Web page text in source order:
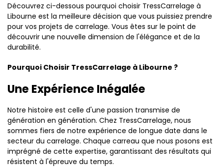
Découvrez ci-dessous pourquoi choisir TressCarrelage à
Libourne est la meilleure décision que vous puissiez prendre
pour vos projets de carrelage. Vous êtes sur le point de
découvrir une nouvelle dimension de l'élégance et de la
durabilité.
Pourquoi Choisir TressCarrelage à Libourne ?
Une Expérience Inégalée
Notre histoire est celle d'une passion transmise de
génération en génération. Chez TressCarrelage, nous
sommes fiers de notre expérience de longue date dans le
secteur du carrelage. Chaque carreau que nous posons est
imprégné de cette expertise, garantissant des résultats qui
résistent à l'épreuve du temps.